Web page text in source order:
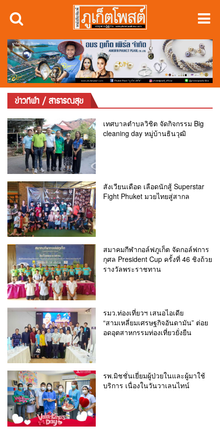
ข่าวกีฬา / สาธารณสุข
เทศบาลตำบลวิชิต จัดกิจกรรม Big
cleaning day หมู่บ้านธินวุฒิ
สังเวียนเดือด เลือดนักสู้ Superstar
Fight Phuket มวยไทยสู่สากล
สมาคมกีฬากอล์ฟภูเก็ต จัดกอล์ฟการ
กุศล President Cup ครั้งที่ 46 ชิงถ้วย
รางวัลพระราชทาน
รมว.ท่องเที่ยวฯ เสนอไอเดีย
“สามเหลี่ยมเศรษฐกิจอันดามัน” ต่อย
อดอุตสาหกรรมท่องเที่ยวยั่งยืน
รพ.มิชชั่นเยี่ยมผู้ป่วยในและผู้มาใช้
บริการ เนื่องในวันวาเลนไทน์